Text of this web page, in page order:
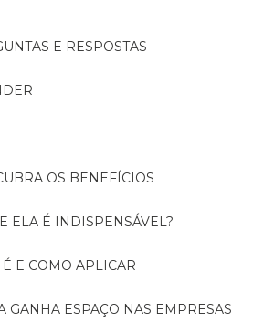
E RESPOSTAS
OS BENEFÍCIOS
ELA É INDISPENSÁVEL?
É E COMO APLICAR
GANHA ESPAÇO NAS EMPRESAS